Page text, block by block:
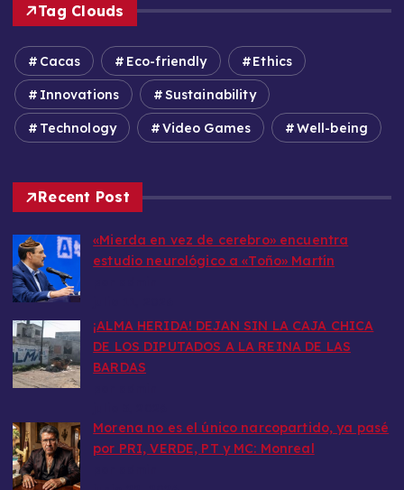
Tag Clouds
Cacas Eco-friendly Ethics
Innovations Sustainability
Technology Video Games Well-being
Recent Post
«Mierda en vez de cerebro» encuentra
estudio neurológico a «Toño» Martín
​¡ALMA HERIDA! DEJAN SIN LA CAJA CHICA
DE LOS DIPUTADOS A LA REINA DE LAS
BARDAS
Morena no es el único narcopartido, ya pasé
por PRI, VERDE, PT y MC: Monreal